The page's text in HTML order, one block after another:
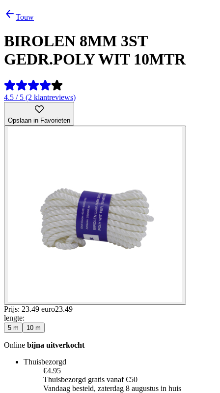
Touw
BIROLEN 8MM 3ST
GEDR.POLY WIT 10MTR
4.5 / 5 (2 klantreviews)
Opslaan in Favorieten
Prijs: 23.49 euro23.49
lengte:
5 m 10 m
Online bijna uitverkocht
Thuisbezorgd
€4.95
Thuisbezorgd gratis vanaf €50
Vandaag besteld, zaterdag 8 augustus in huis